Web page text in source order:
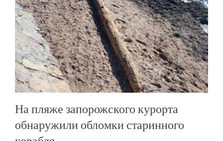
На пляже запорожского курорта
обнаружили обломки старинного